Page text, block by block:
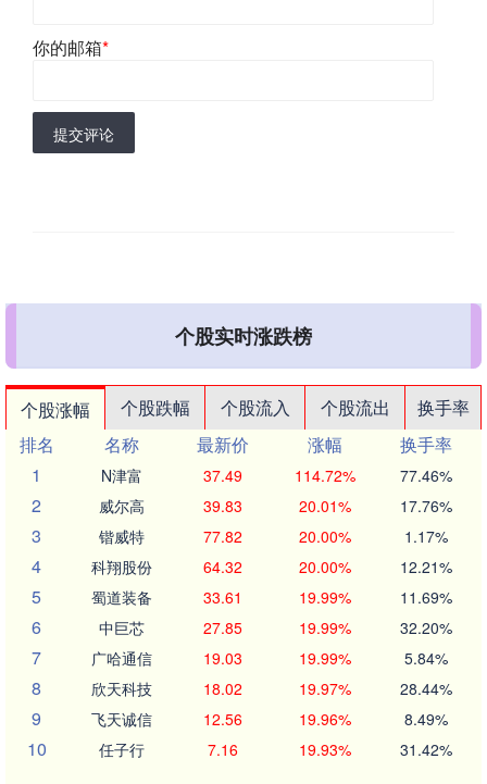
你的邮箱*
提交评论
个股实时涨跌榜
个股涨幅 个股跌幅 个股流入 个股流出
换手率
排名
名称 最新价 涨幅
换手率
1
N津富 37.49 114.72% 77.46%
2 威尔高 39.83 20.01% 17.76%
3 锴威特 77.82 20.00% 1.17%
4 科翔股份 64.32 20.00% 12.21%
5 蜀道装备 33.61 19.99% 11.69%
6 中巨芯 27.85 19.99% 32.20%
7 广哈通信 19.03 19.99% 5.84%
8 欣天科技 18.02 19.97% 28.44%
9 飞天诚信 12.56 19.96% 8.49%
10 任子行 7.16 19.93% 31.42%